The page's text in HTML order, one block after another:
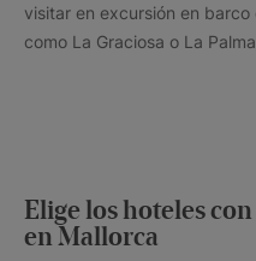
visitar en excursión en barco
como La Graciosa o La
Elige los hoteles
en Mallorca